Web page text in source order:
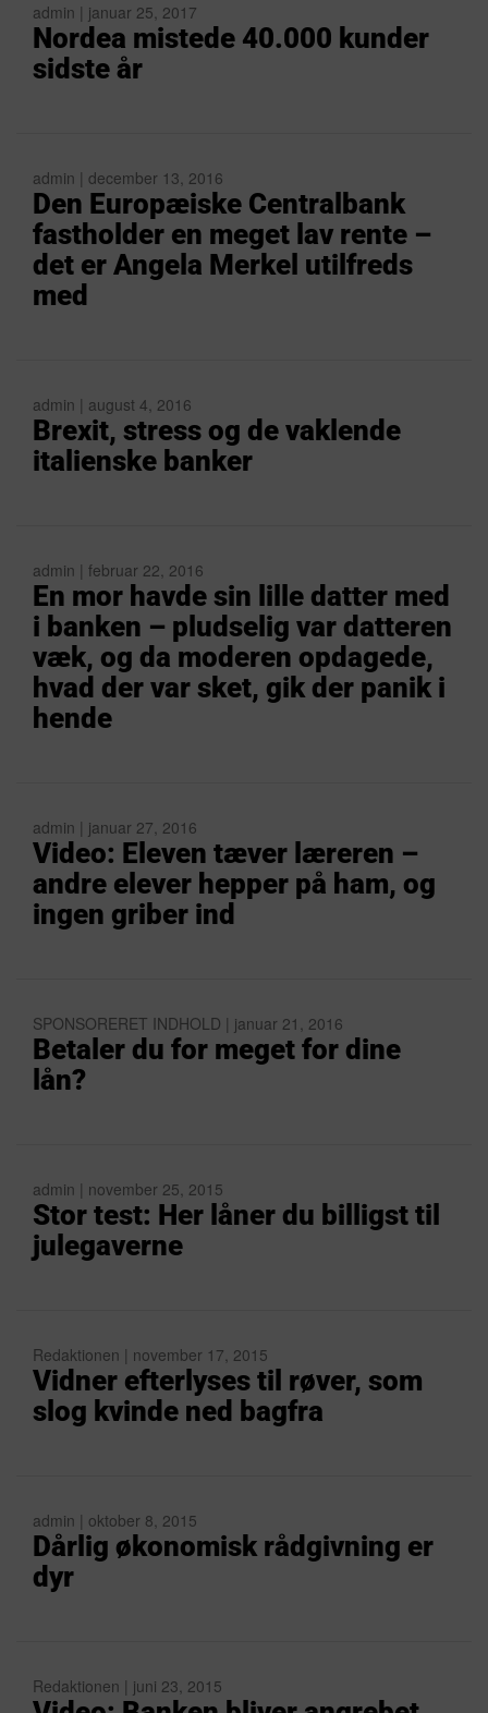
admin | januar 25, 2017
Nordea mistede 40.000 kunder
sidste år
admin | december 13, 2016
Den Europæiske Centralbank
fastholder en meget lav rente –
det er Angela Merkel utilfreds
med
admin | august 4, 2016
Brexit, stress og de vaklende
italienske banker
admin | februar 22, 2016
En mor havde sin lille datter med
i banken – pludselig var datteren
væk, og da moderen opdagede,
hvad der var sket, gik der panik i
hende
admin | januar 27, 2016
Video: Eleven tæver læreren –
andre elever hepper på ham, og
ingen griber ind
SPONSORERET INDHOLD | januar 21, 2016
Betaler du for meget for dine
lån?
admin | november 25, 2015
Stor test: Her låner du billigst til
julegaverne
Redaktionen | november 17, 2015
Vidner efterlyses til røver, som
slog kvinde ned bagfra
admin | oktober 8, 2015
Dårlig økonomisk rådgivning er
dyr
Redaktionen | juni 23, 2015